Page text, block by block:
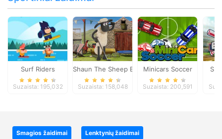
Surf Riders
Suzaista: 195,032
Shaun The Sheep Baahmy Golf
Suzaista: 158,048
Minicars Soccer
Suzaista: 200,591
Smagios žaidimai Lenktynių žaidimai